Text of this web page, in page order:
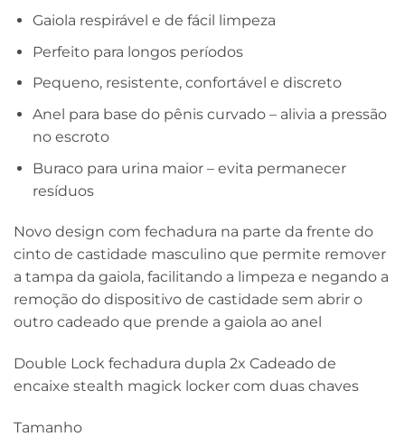
Gaiola respirável e de fácil limpeza
Perfeito para longos períodos
Pequeno, resistente, confortável e discreto
Anel para base do pênis curvado – alivia a pressão
no escroto
Buraco para urina maior – evita permanecer
resíduos
Novo design com fechadura na parte da frente do
cinto de castidade masculino que permite remover
a tampa da gaiola, facilitando a limpeza e negando a
remoção do dispositivo de castidade sem abrir o
outro cadeado que prende a gaiola ao anel
Double Lock fechadura dupla 2x Cadeado de
encaixe stealth magick locker com duas chaves
Tamanho